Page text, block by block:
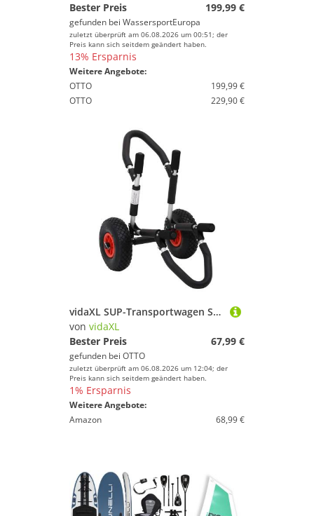
Bester Preis
199,99 €
gefunden bei WassersportEuropa
zuletzt überprüft am 06.08.2026 um 00:51; der
Preis kann sich seitdem geändert haben.
13% Ersparnis
Weitere Angebote:
OTTO
199,99 €
OTTO
229,90 €
vidaXL SUP-Transportwagen SUP Trolley für Surfbrett Klappbar 45 kg Aluminium, (1-St)
von vidaXL
Bester Preis
67,99 €
gefunden bei OTTO
zuletzt überprüft am 06.08.2026 um 12:04; der
Preis kann sich seitdem geändert haben.
1% Ersparnis
Weitere Angebote:
Amazon
68,99 €